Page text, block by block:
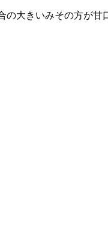
大きいみその方が甘